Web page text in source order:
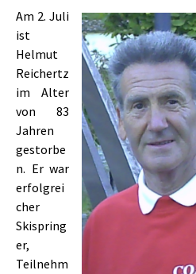
Am 2. Juli
ist
Helmut
Reichertz
im Alter
von 83
Jahren
gestorbe
n. Er war
erfolgrei
cher
Skispring
er,
Teilnehm